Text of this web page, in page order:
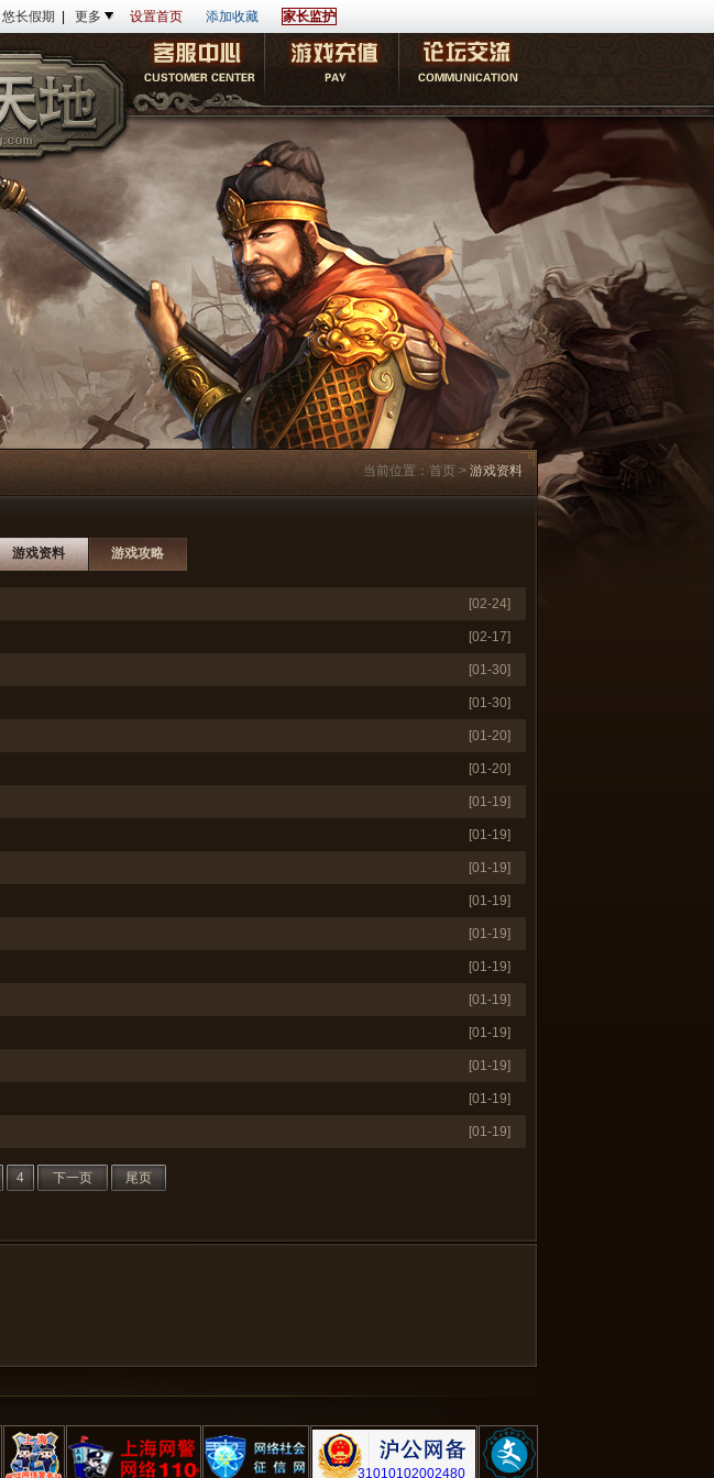
悠长假期 更多 设置首页 添加收藏 家长监护
当前位置： 首页 > 游戏资料
游戏资料 游戏攻略
[02-24]
[02-17]
[01-30]
[01-30]
[01-20]
[01-20]
[01-19]
[01-19]
[01-19]
[01-19]
[01-19]
[01-19]
[01-19]
[01-19]
[01-19]
[01-19]
[01-19]
4 下一页 尾页
31010102002480